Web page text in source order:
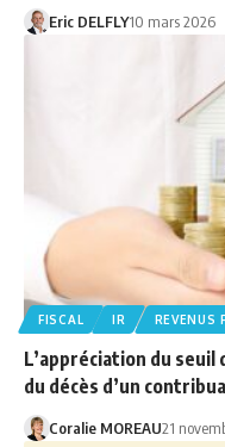
Eric DELFLY10 mars 2026
FISCAL IR REVENUS
L’appréciation du
du décès d’un
Coralie MOREAU21